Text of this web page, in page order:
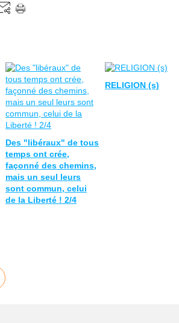
Des "libéraux" de tous
temps ont crée,
façonné des chemins,
mais un seul leurs
sont commun, celui
de la Liberté ! 2/4
RELIGION (s)